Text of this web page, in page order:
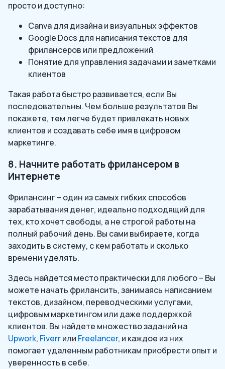
просто и доступно:
Canva для дизайна и визуальных эффектов
Google Docs для написания текстов для
фрилансеров или предложений
Понятие для управления задачами и заметками
клиентов
Такая работа быстро развивается, если Вы
последовательны. Чем больше результатов Вы
покажете, тем легче будет привлекать новых
клиентов и создавать себе имя в цифровом
маркетинге.
8. Начните работать фрилансером в
Интернете
Фрилансинг – один из самых гибких способов
зарабатывания денег, идеально подходящий для
тех, кто хочет свободы, а не строгой работы на
полный рабочий день. Вы сами выбираете, когда
заходить в систему, с кем работать и сколько
времени уделять.
Здесь найдется место практически для любого – Вы
можете начать фрилансить, занимаясь написанием
текстов, дизайном, переводческими услугами,
цифровым маркетингом или даже поддержкой
клиентов. Вы найдете множество заданий на
Upwork, Fiverrили Freelancer, и каждое из них
помогает удаленным работникам приобрести опыт и
уверенность в себе.